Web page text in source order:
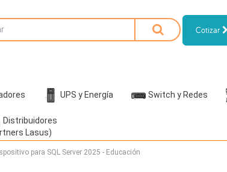
Cotizar
UPS y Energía Switch y Redes
Distribuidores
Lasus)
para SQL Server 2025 - Educación